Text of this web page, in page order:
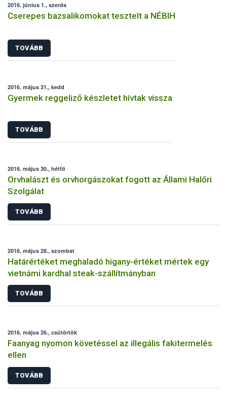
2016. június 1., szerda
Cserepes bazsalikomokat tesztelt a NÉBIH
TOVÁBB
2016. május 31., kedd
Gyermek reggeliző készletet hívtak vissza
TOVÁBB
2016. május 30., hétfő
Orvhalászt és orvhorgászokat fogott az Állami Halőri
Szolgálat
TOVÁBB
2016. május 28., szombat
Határértéket meghaladó higany-értéket mértek egy
vietnámi kardhal steak-szállítmányban
TOVÁBB
2016. május 26., csütörtök
Faanyag nyomon követéssel az illegális fakitermelés
ellen
TOVÁBB